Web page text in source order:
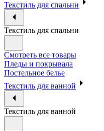
Текстиль для спальни
Текстиль для спальни
Смотреть все товары
Пледы и покрывала
Постельное белье
Текстиль для ванной
Текстиль для ванной